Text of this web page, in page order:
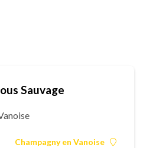
Sauvage
Champagny en Vanoise